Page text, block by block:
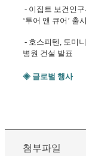
- 이집트 보건인
‘투어 앤 큐어’ 출
- 호스피텐, 도미
병원 건설 발표
◈ 글로벌 행사
첨부파일